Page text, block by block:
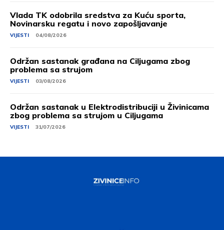
Vlada TK odobrila sredstva za Kuću sporta,
Novinarsku regatu i novo zapošljavanje
VIJESTI 04/08/2026
Održan sastanak građana na Ciljugama zbog
problema sa strujom
VIJESTI 03/08/2026
Održan sastanak u Elektrodistribuciji u Živinicama
zbog problema sa strujom u Ciljugama
VIJESTI 31/07/2026